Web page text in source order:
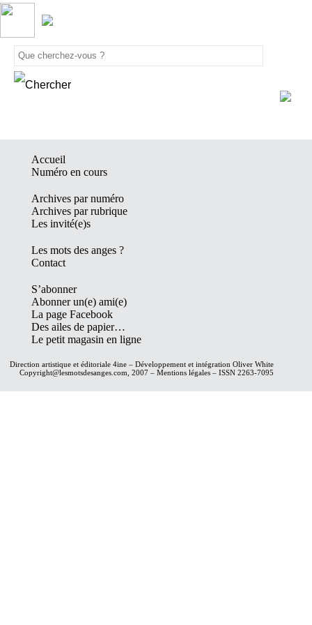
Accueil
Numéro en cours
Archives par numéro
Archives par rubrique
Les invité(e)s
Les mots des anges ?
Contact
S’abonner
Abonner un(e) ami(e)
La page Facebook
Des ailes de papier…
Le petit magasin en ligne
Direction artistique et éditoriale 4ine – Développement et intégration Oliver White
Copyright@lesmotsdesanges.com, 2007 – Mentions légales – ISSN 2263-7095